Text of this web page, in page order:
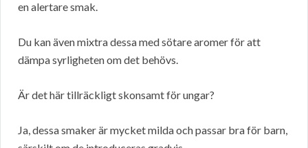
en alertare smak.
Du kan även mixtra dessa med sötare aromer för att
dämpa syrligheten om det behövs.
Är det här tillräckligt skonsamt för ungar?
Ja, dessa smaker är mycket milda och passar bra för barn,